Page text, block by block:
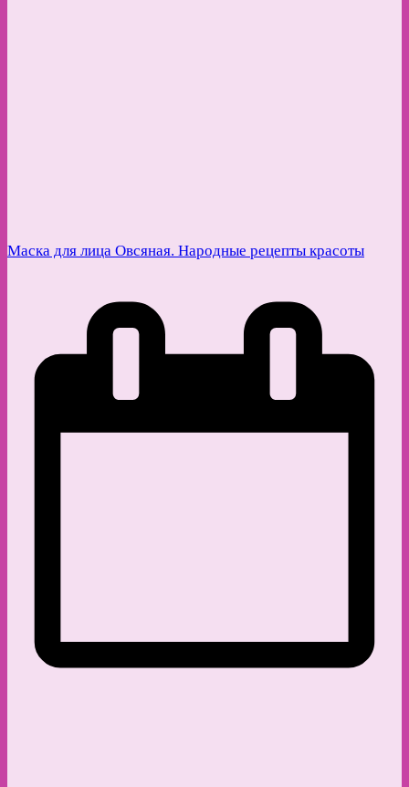
Маска для лица Овсяная. Народные рецепты красоты